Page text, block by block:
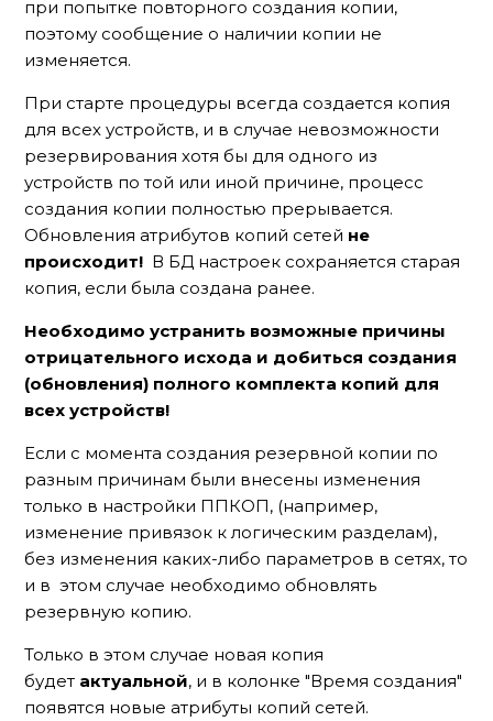
при попытке повторного создания копии,
поэтому сообщение о наличии копии не
изменяется.
При старте процедуры всегда создается копия
для всех устройств, и в случае невозможности
резервирования хотя бы для одного из
устройств по той или иной причине, процесс
создания копии полностью прерывается.
Обновления атрибутов копий сетей не
происходит! В БД настроек сохраняется старая
копия, если была создана ранее.
Необходимо устранить возможные причины
отрицательного исхода и добиться создания
(обновления) полного комплекта копий для
всех устройств!
Если с момента создания резервной копии по
разным причинам были внесены изменения
только в настройки ППКОП, (например,
изменение привязок к логическим разделам),
без изменения каких-либо параметров в сетях, то
и в этом случае необходимо обновлять
резервную копию.
Только в этом случае новая копия
будет актуальной, и в колонке "Время создания"
появятся новые атрибуты копий сетей.